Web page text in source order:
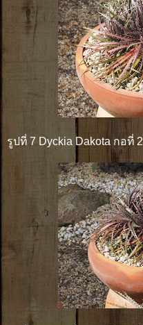
รูปที่ 7 Dyckia Dakota กอที่ 2